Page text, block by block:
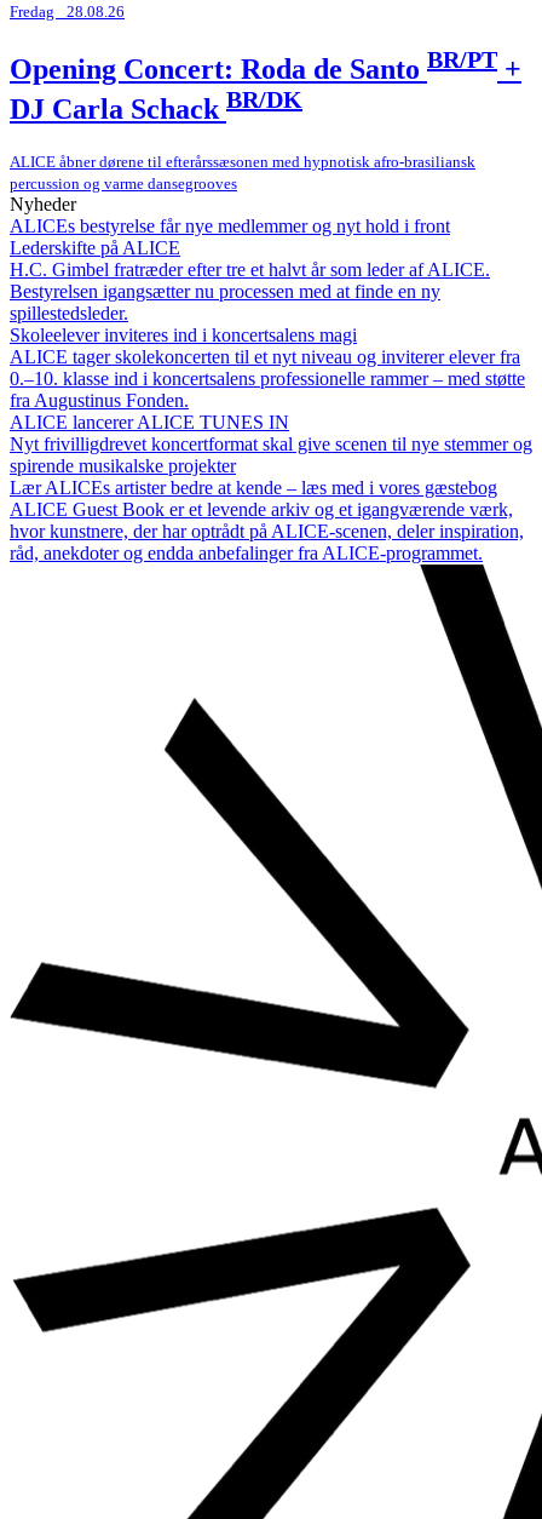
Fredag _28.08.26
Opening Concert: Roda de Santo BR/PT +
DJ Carla Schack BR/DK
ALICE åbner dørene til efterårssæsonen med hypnotisk afro-brasiliansk
percussion og varme dansegrooves
Nyheder
ALICEs bestyrelse får nye medlemmer og nyt hold i front
Lederskifte på ALICE
H.C. Gimbel fratræder efter tre et halvt år som leder af ALICE.
Bestyrelsen igangsætter nu processen med at finde en ny
spillestedsleder.
Skoleelever inviteres ind i koncertsalens magi
ALICE tager skolekoncerten til et nyt niveau og inviterer elever fra
0.–10. klasse ind i koncertsalens professionelle rammer – med støtte
fra Augustinus Fonden.
ALICE lancerer ALICE TUNES IN
Nyt frivilligdrevet koncertformat skal give scenen til nye stemmer og
spirende musikalske projekter
Lær ALICEs artister bedre at kende – læs med i vores gæstebog
ALICE Guest Book er et levende arkiv og et igangværende værk,
hvor kunstnere, der har optrådt på ALICE-scenen, deler inspiration,
råd, anekdoter og endda anbefalinger fra ALICE-programmet.